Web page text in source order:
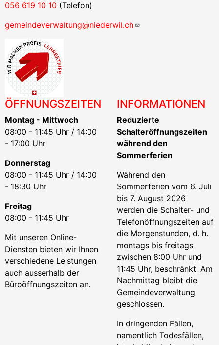
056 619 10 10 (Telefon)
gemeindeverwaltung@niederwil.ch
ÖFFNUNGSZEITEN
Montag - Mittwoch
08:00 - 11:45 Uhr / 14:00
- 17:00 Uhr
Donnerstag
08:00 - 11:45 Uhr / 14:00
- 18:30 Uhr
Freitag
08:00 - 11:45 Uhr
Mit unseren Online-
Diensten bieten wir Ihnen
verschiedene Leistungen
auch ausserhalb der
Büroöffnungszeiten an.
INFORMATIONEN
Reduzierte
Schalteröffnungszeiten
während den
Sommerferien
Während den
Sommerferien vom 6. Juli
bis 7. August 2026
werden die Schalter- und
Telefonöffnungszeiten auf
die Morgenstunden, d. h.
montags bis freitags
zwischen 8:00 Uhr und
11:45 Uhr, beschränkt. Am
Nachmittag bleibt die
Gemeindeverwaltung
geschlossen.
In dringenden Fällen,
namentlich Todesfällen,